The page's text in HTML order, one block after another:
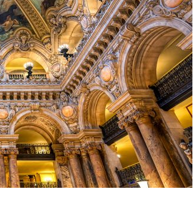
SAINT-GOBAIN IMPTEK – XI CONVENCIÓN
INTERNACIONAL